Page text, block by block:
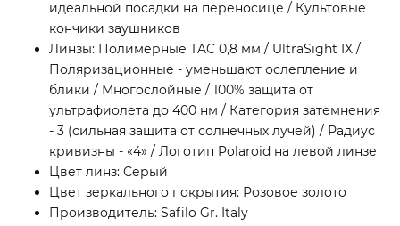
идеальной посадки на переносице / Культовые
кончики заушников
Линзы: Полимерные TAC 0,8 мм / UltraSight IX /
Поляризационные - уменьшают ослепление и
блики / Многослойные / 100% защита от
ультрафиолета до 400 нм / Категория затемнения
- 3 (сильная защита от солнечных лучей) / Радиус
кривизны - «4» / Логотип Polaroid на левой линзе
Цвет линз: Cерый
Цвет зеркального покрытия: Розовое золото
Производитель: Safilo Gr. Italy